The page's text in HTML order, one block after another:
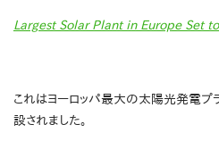
Largest Solar Plant in Europe Set
これはヨーロッパ最大の太陽光発電プ
設されました。